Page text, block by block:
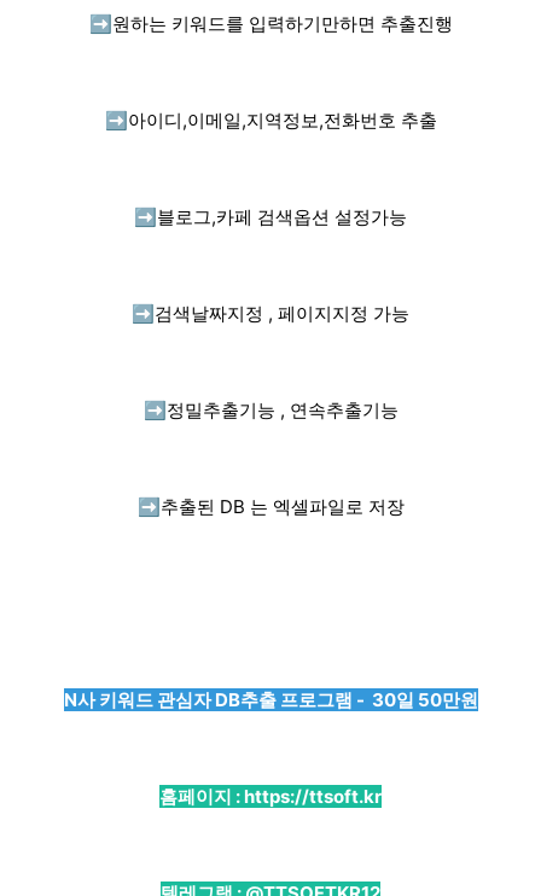
➡️ 원하는 키워드를 입력하기만하면 추출진행
➡️ 아이디,이메일,지역정보,전화번호 추출
➡️ 블로그,카페 검색옵션 설정가능
➡️ 검색날짜지정 , 페이지지정 가능
➡️ 정밀추출기능 , 연속추출기능
➡️ 추출된 DB 는 엑셀파일로 저장
N사 키워드 관심자 DB추출 프로그램 - 30일 50만원
홈페이지 :https://ttsoft.kr